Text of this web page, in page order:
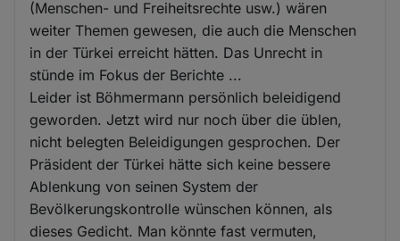
(Menschen- und Freiheitsrechte usw.) wären
weiter Themen gewesen, die auch die Menschen
in der Türkei erreicht hätten. Das Unrecht in
stünde im Fokus der Berichte ...
Leider ist Böhmermann persönlich beleidigend
geworden. Jetzt wird nur noch über die üblen,
nicht belegten Beleidigungen gesprochen. Der
Präsident der Türkei hätte sich keine bessere
Ablenkung von seinen System der
Bevölkerungskontrolle wünschen können, als
dieses Gedicht. Man könnte fast vermuten,